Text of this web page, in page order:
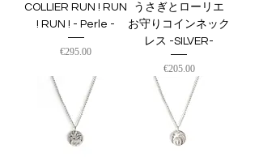
COLLIER RUN ! RUN
! RUN ! - Perle -
価格
€295.00
うさぎとローリエ
お守りコインネック
レス -SILVER-
価格
€205.00